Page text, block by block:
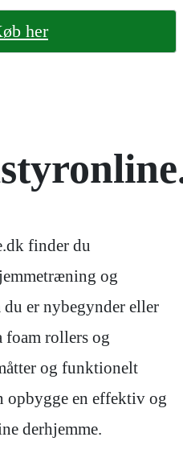
her
finder du
og
du er nybegynder eller
rollers og
og funktionelt
opbygge en effektiv og
derhjemme.